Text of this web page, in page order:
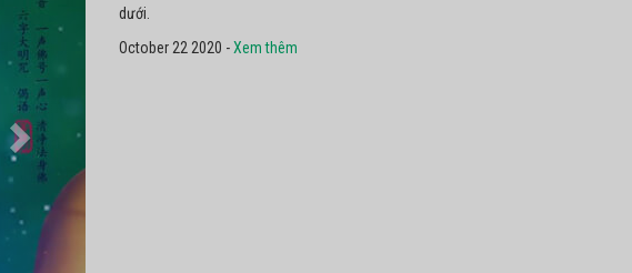
nghe thử.
October 22 2020 -Xem thêm